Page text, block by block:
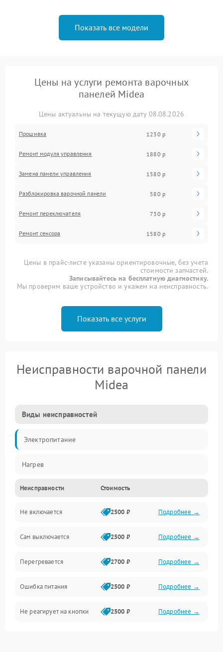
Показать все модели
Цены на услуги ремонта варочных
панелей Midea
Цены актуальны на текущую дату 08.08.2026
Прошивка 1230 р
Ремонт модуля управления 1880 р
Замена панели управления 1580 р
Разблокировка варочной панели 580 р
Ремонт переключателя 730 р
Ремонт сенсора 1580 р
Цены в прайс-листе указаны ориентировочные, без учета
стоимости запчастей.
Записывайтесь на бесплатную диагностику.
Мы проверим ваше устройство и укажем на неисправность.
Показать все услуги
Неисправности варочной панели
Midea
Виды неисправностей
Электропитание
Нагрев
Неисправности Стоимость
Не включается 2500 ₽ Подробнее →
Сам выключается 2500 ₽ Подробнее →
Перегревается 2700 ₽ Подробнее →
Ошибка питания 2500 ₽ Подробнее →
Не реагирует на кнопки 2500 ₽ Подробнее →